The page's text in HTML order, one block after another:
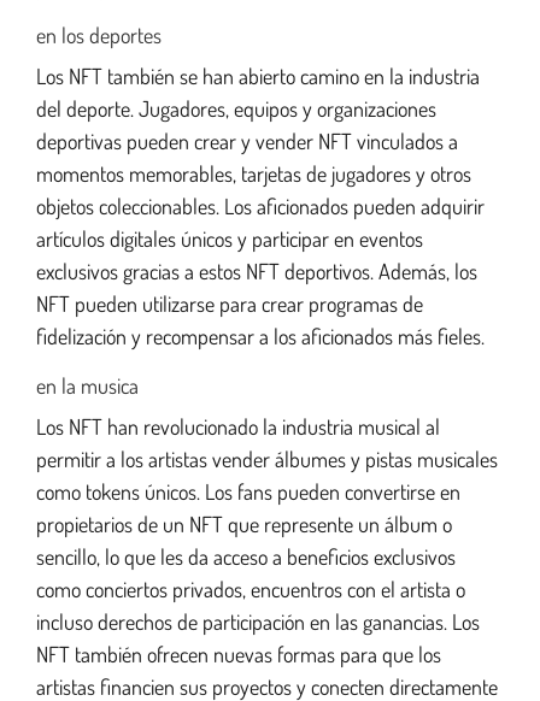
en los deportes
Los NFT también se han abierto camino en la industria
del deporte. Jugadores, equipos y organizaciones
deportivas pueden crear y vender NFT vinculados a
momentos memorables, tarjetas de jugadores y otros
objetos coleccionables. Los aficionados pueden adquirir
artículos digitales únicos y participar en eventos
exclusivos gracias a estos NFT deportivos. Además, los
NFT pueden utilizarse para crear programas de
fidelización y recompensar a los aficionados más fieles.
en la musica
Los NFT han revolucionado la industria musical al
permitir a los artistas vender álbumes y pistas musicales
como tokens únicos. Los fans pueden convertirse en
propietarios de un NFT que represente un álbum o
sencillo, lo que les da acceso a beneficios exclusivos
como conciertos privados, encuentros con el artista o
incluso derechos de participación en las ganancias. Los
NFT también ofrecen nuevas formas para que los
artistas financien sus proyectos y conecten directamente